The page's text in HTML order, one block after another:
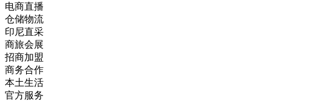
电商直播
仓储物流
印尼直采
商旅会展
招商加盟
商务合作
本土生活
官方服务